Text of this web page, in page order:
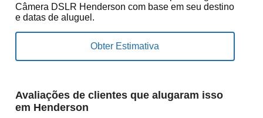
Câmera DSLR Henderson com base em seu destino
e datas de aluguel.
Avaliações de clientes que alugaram isso
em Henderson